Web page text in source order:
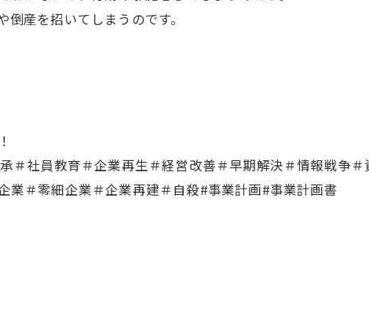
産を招いてしまうのです。
＃社員教育＃企業再生＃経営改善＃早期解決＃情報戦争
業＃零細企業＃企業再建＃自殺#事業計画#事業計画書